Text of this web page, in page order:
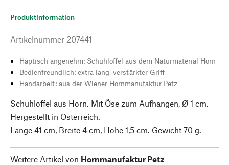
Produktinformation
Artikelnummer 207441
Haptisch angenehm: Schuhlöffel aus dem Naturmaterial Horn
Bedienfreundlich: extra lang, verstärkter Griff
Handarbeit: aus der Wiener Hornmanufaktur Petz
Schuhlöffel aus Horn. Mit Öse zum Aufhängen, Ø 1 cm.
Hergestellt in Österreich.
Länge 41 cm, Breite 4 cm, Höhe 1,5 cm. Gewicht 70 g.
Weitere Artikel von Hornmanufaktur Petz